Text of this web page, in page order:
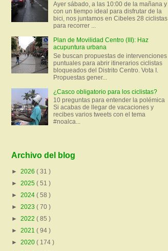
Ayer sábado, a las 10:00 de la mañana y
con un tiempo ideal para disfrutar de la
bici, nos juntamos en Cibeles 28 ciclistas
para recorrer ...
Plan de Movilidad Centro (III): Haz
acupuntura urbana
Se buscan propuestas de intervenciones
puntuales para abrir itinerarios ciclistas
bloqueados del Distrito Centro. Vota I.
Propuestas gener...
¿Casco obligatorio para los ciclistas?
10 preguntas para entender la polémica
Si acabas de llegar de vacaciones y
recibes varios tweets con el tema
#noalca...
Archivo del blog
► 2026 ( 31 )
► 2025 ( 51 )
► 2024 ( 58 )
► 2023 ( 70 )
► 2022 ( 85 )
► 2021 ( 94 )
► 2020 ( 174 )